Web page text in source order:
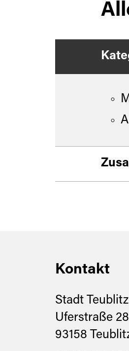
Kontakt
Stadt Teublitz
Uferstraße 28
93158